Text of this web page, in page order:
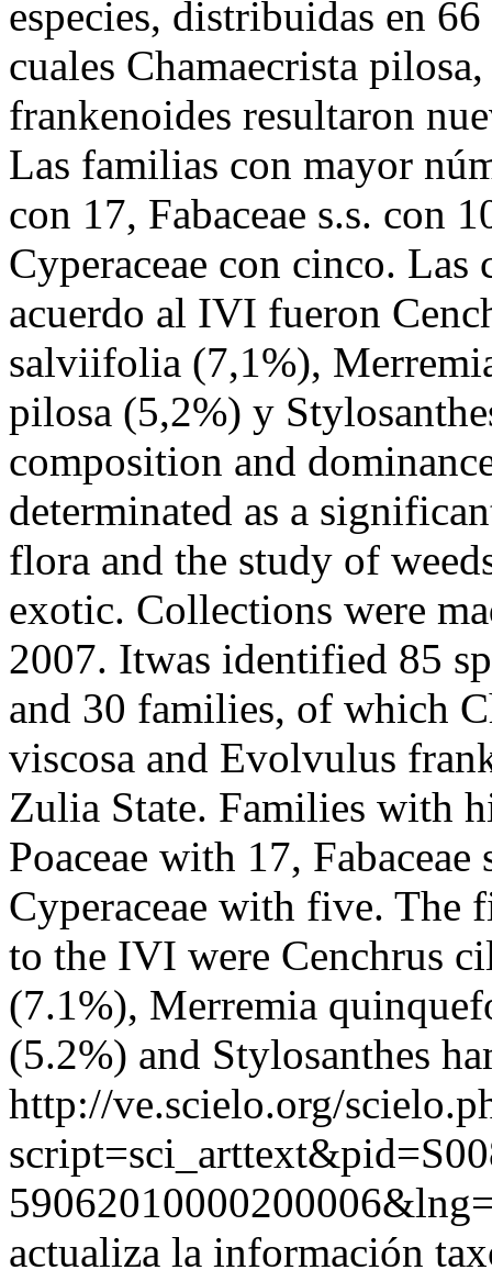
especies, distribuidas en
cuales Chamaecrista
frankenoides resultaron
Las familias con mayor
con 17, Fabaceae s.s. con
Cyperaceae con cinco. Las
acuerdo al IVI fueron
salviifolia (7,1%),
pilosa (5,2%) y
composition and
determinated as a
flora and the study of
exotic. Collections were
2007. Itwas identified 85
and 30 families, of which
viscosa and Evolvulus
Zulia State. Families with
Poaceae with 17,
Cyperaceae with five. The
to the IVI were Cenchrus
(7.1%), Merremia
(5.2%) and Stylosanthes
http://ve.scielo.org/
actualiza la información